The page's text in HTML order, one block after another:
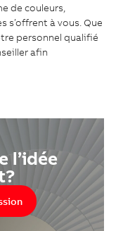
de couleurs,
à vous. Que
personnel qualifié
afin
l’idée